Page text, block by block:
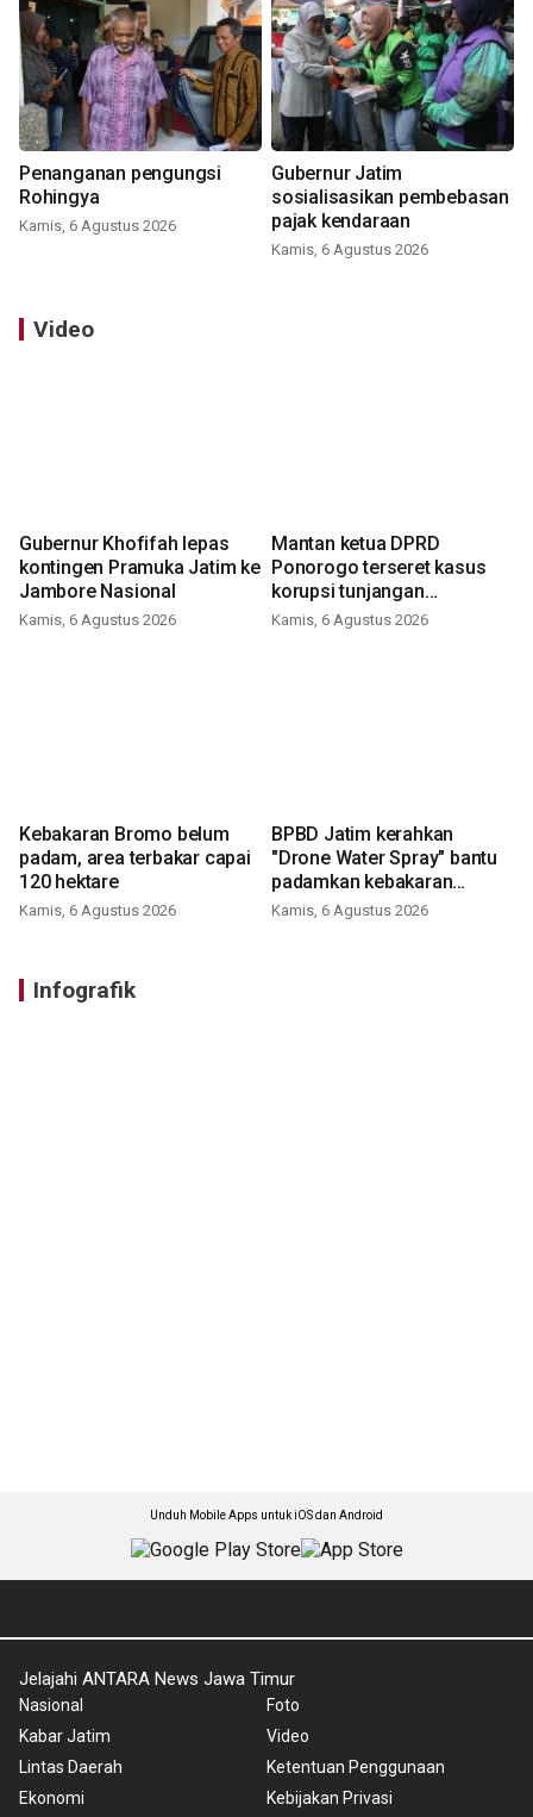
Penanganan pengungsi
Rohingya
Kamis, 6 Agustus 2026
Gubernur Jatim
sosialisasikan pembebasan
pajak kendaraan
Kamis, 6 Agustus 2026
Video
Gubernur Khofifah lepas
kontingen Pramuka Jatim ke
Jambore Nasional
Kamis, 6 Agustus 2026
Mantan ketua DPRD
Ponorogo terseret kasus
korupsi tunjangan
perumahan
Kamis, 6 Agustus 2026
Kebakaran Bromo belum
padam, area terbakar capai
120 hektare
Kamis, 6 Agustus 2026
BPBD Jatim kerahkan
"Drone Water Spray" bantu
padamkan kebakaran
Bromo
Kamis, 6 Agustus 2026
Infografik
Unduh Mobile Apps untuk iOS dan Android
Jelajahi ANTARA News Jawa Timur
Nasional
Kabar Jatim
Lintas Daerah
Ekonomi
Foto
Video
Ketentuan Penggunaan
Kebijakan Privasi